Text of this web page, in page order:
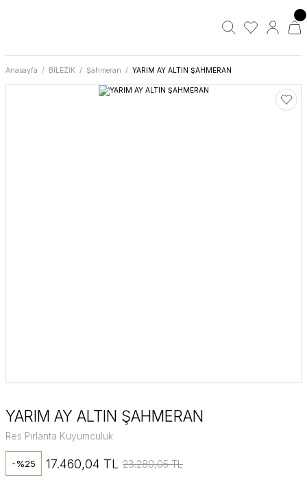
Anasayfa BİLEZİK Şahmeran YARIM AY ALTIN ŞAHMERAN
YARIM AY ALTIN ŞAHMERAN
Res Pırlanta Kuyumculuk
-%25 17.460,04 TL 23.280,05 TL